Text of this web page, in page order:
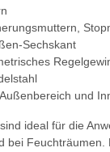
Sechskant
und
ideal für die
bei Feuchträumen.